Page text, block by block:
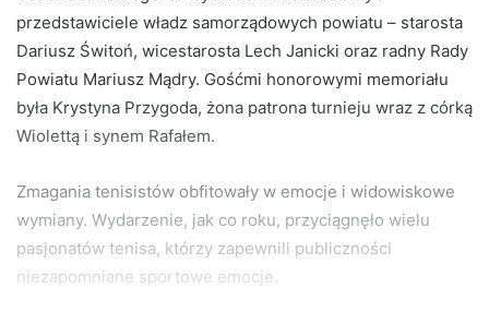
przedstawiciele władz samorządowych powiatu – starosta
Dariusz Świtoń, wicestarosta Lech Janicki oraz radny Rady
Powiatu Mariusz Mądry. Gośćmi honorowymi memoriału
była Krystyna Przygoda, żona patrona turnieju wraz z córką
Wiolettą i synem Rafałem.
Zmagania tenisistów obfitowały w emocje i widowiskowe
wymiany. Wydarzenie, jak co roku, przyciągnęło wielu
pasjonatów tenisa, którzy zapewnili publiczności
niezapomniane sportowe emocje.